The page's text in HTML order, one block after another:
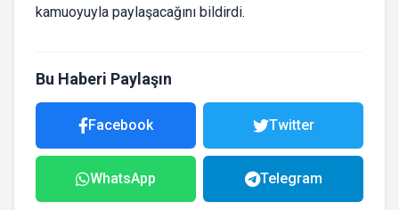
kamuoyuyla paylaşacağını bildirdi.
Bu Haberi Paylaşın
Facebook Twitter
WhatsApp Telegram